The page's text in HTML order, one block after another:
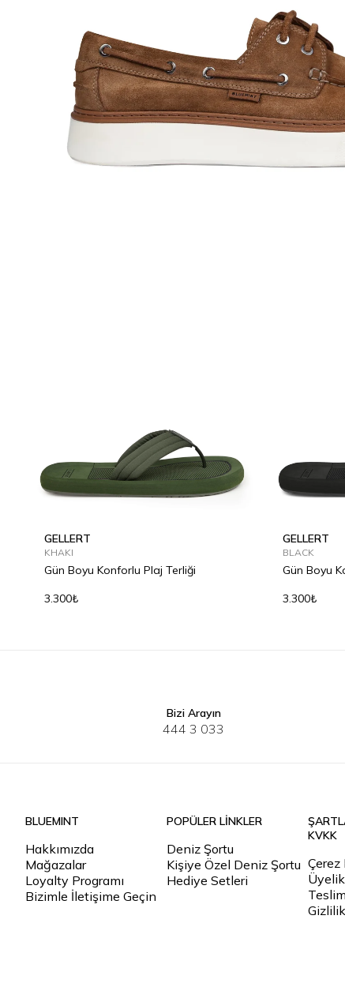
44 45
GELLERT
KHAKI
Gün Boyu Konforlu Plaj Terliği
3.300₺
GELLERT
BLACK
Gün Boyu
3.300₺
Bizi Arayın
444 3 033
BLUEMINT
Hakkımızda
Mağazalar
Loyalty Programı
Bizimle İletişime Geçin
POPÜLER LİNKLER
Deniz Şortu
Kişiye Özel Deniz Şortu
Hediye Setleri
KVKK
Çerez